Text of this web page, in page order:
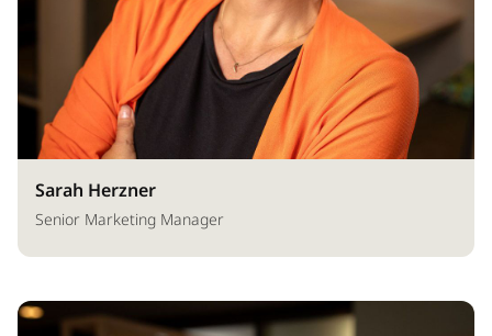
Sarah Herzner
Senior Marketing Manager